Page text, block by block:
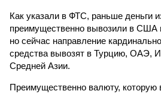
Как указали в ФТС, раньше деньги
преимущественно вывозили в США
но сейчас направление
средства вывозят в Турцию, ОАЭ,
Средней Азии.
Преимущественно валюту, которую